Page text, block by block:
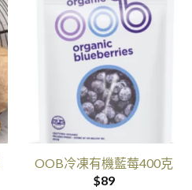
OOB冷凍有機藍莓400克
$89